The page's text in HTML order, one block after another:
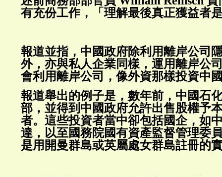
有充份工作，「理解最後真正獲益者
報道並指，中國政府除利用離岸公司
外，亦與私人企業同樣，運用離岸公
會利用離岸公司，像外資那樣投資中
報道舉出的例子是，數年前，中國石
部，並得到中國政府允許出售股權予
者。這些投資者當中卻包括國企，如
達，以至國務院國有資產監督管理委
是用開曼群島或英屬處女群島註冊的